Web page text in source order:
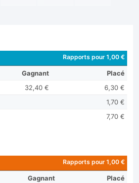
Rapports pour 1,00 €
Gagnant
Placé
32,40 €
6,30 €
1,70 €
7,70 €
Rapports pour 1,00 €
Gagnant
Placé